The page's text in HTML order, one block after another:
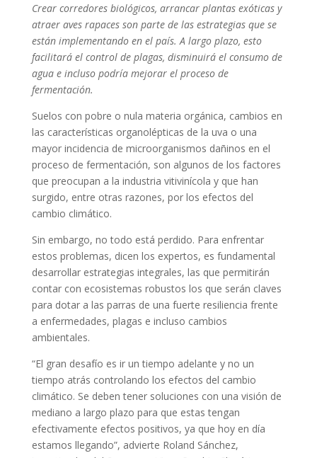
Crear corredores biológicos, arrancar plantas exóticas y
atraer aves rapaces son parte de las estrategias que se
están implementando en el país. A largo plazo, esto
facilitará el control de plagas, disminuirá el consumo de
agua e incluso podría mejorar el proceso de
fermentación.
Suelos con pobre o nula materia orgánica, cambios en
las características organolépticas de la uva o una
mayor incidencia de microorganismos dañinos en el
proceso de fermentación, son algunos de los factores
que preocupan a la industria vitivinícola y que han
surgido, entre otras razones, por los efectos del
cambio climático.
Sin embargo, no todo está perdido. Para enfrentar
estos problemas, dicen los expertos, es fundamental
desarrollar estrategias integrales, las que permitirán
contar con ecosistemas robustos los que serán claves
para dotar a las parras de una fuerte resiliencia frente
a enfermedades, plagas e incluso cambios
ambientales.
“El gran desafío es ir un tiempo adelante y no un
tiempo atrás controlando los efectos del cambio
climático. Se deben tener soluciones con una visión de
mediano a largo plazo para que estas tengan
efectivamente efectos positivos, ya que hoy en día
estamos llegando”, advierte Roland Sánchez,